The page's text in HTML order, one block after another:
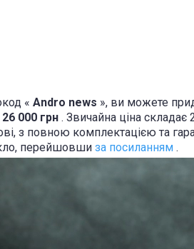
« Andro news », ви можете
26 000 грн . Звичайна ціна складає
з повною комплектацією та
перейшовши за посиланням .